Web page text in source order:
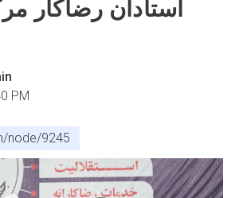
استادان رضاکار
PM
node/9245